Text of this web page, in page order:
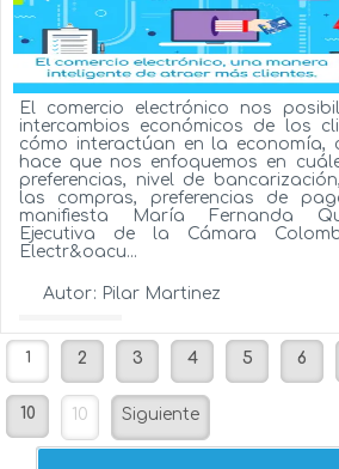
El comercio electrónico nos
intercambios económicos de los
cómo interactúan en la economía,
hace que nos enfoquemos en
preferencias, nivel de
las compras, preferencias de
manifiesta María Fernanda
Ejecutiva de la Cámara
Electr&oacu...
Autor: Pilar Martinez
1 2 3 4 5 6
10 10 Siguiente